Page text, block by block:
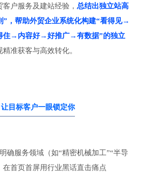
户服务及建站经验， 总结出独立站高
”，帮助外贸企业系统化构建“看得见→
→内容好→好推广→有数据”的独立
准获客与高效转化。
目标客户一眼锁定你
明确服务领域（如“精密机械加工”“半导
在首页首屏用行业黑话直击痛点